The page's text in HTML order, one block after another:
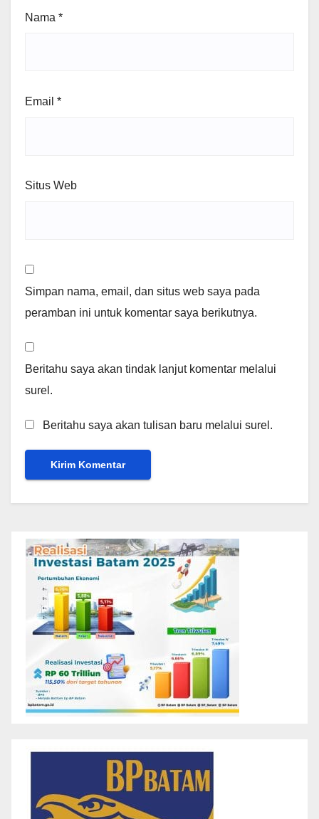
Nama *
Email *
Situs Web
Simpan nama, email, dan situs web saya pada
peramban ini untuk komentar saya berikutnya.
Beritahu saya akan tindak lanjut komentar melalui
surel.
Beritahu saya akan tulisan baru melalui surel.